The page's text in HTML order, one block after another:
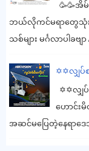
🥳🥳အိ
ဘယ်လိုကင်မရာတွေသုံးသ
သစ်များ မင်္ဂလာပါခဗျ
✡️✡️လျှပ်
✡️✡️လျှ
ဟောင်းမိ
အဆင်မပြေတဲ့နေရာဒ